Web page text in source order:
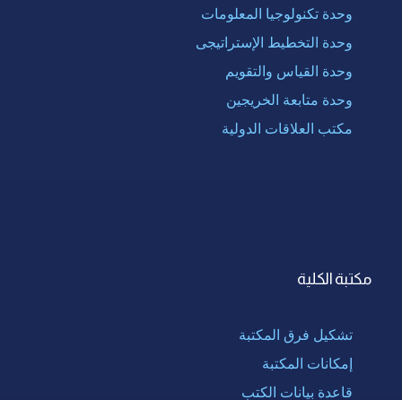
وحدة تكنولوجيا المعلومات
وحدة التخطيط الإستراتيجى
وحدة القياس والتقويم
وحدة متابعة الخريجين
مكتب العلاقات الدولية
مكتبة الكلية
تشكيل فرق المكتبة
إمكانات المكتبة
قاعدة بيانات الكتب